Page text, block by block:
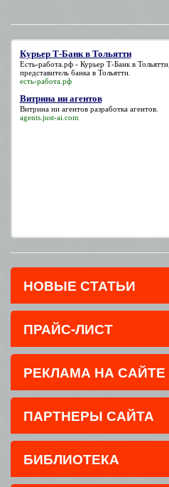
Курьер Т-Банк в Тольятти
Есть-работа.рф - Курьер Т-Банк в Тольятти,
представитель банка в Тольятти.
есть-работа.рф
Витрина ии агентов
Витрина ии агентовразработка агентов.
agents.just-ai.com
НОВЫЕ СТАТЬИ
ПРАЙС-ЛИСТ
РЕКЛАМА НА САЙТЕ
ПАРТНЕРЫ САЙТА
БИБЛИОТЕКА